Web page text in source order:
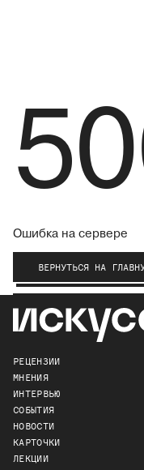
Ошибка на сервере
ВЕРНУТЬСЯ НА
РЕЦЕНЗИИ
МНЕНИЯ
ИНТЕРВЬЮ
СОБЫТИЯ
НОВОСТИ
КАРТОЧКИ
ЛЕКЦИИ